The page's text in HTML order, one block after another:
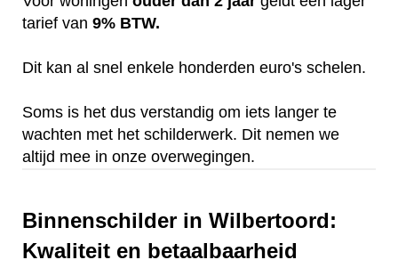
tarief van 9% BTW.
Dit kan al snel enkele honderden euro's schelen.
Soms is het dus verstandig om iets langer te
wachten met het schilderwerk. Dit nemen we
altijd mee in onze overwegingen.
Binnenschilder in Wilbertoord:
Kwaliteit en betaalbaarheid